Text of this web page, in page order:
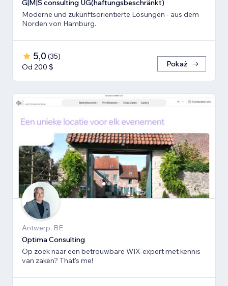
G|M|S consulting UG(haftungsbeschränkt)
Moderne und zukunftsorientierte Lösungen - aus dem
Norden von Hamburg.
5,0 (35)
Od 200 $
Pokaż
Antwerp, BE
Optima Consulting
Op zoek naar een betrouwbare WIX-expert met kennis
van zaken? That's me!